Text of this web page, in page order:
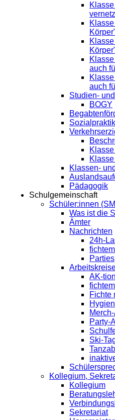
auch
auch
Studien-
BOGY
Klassen-
Pädagogik
Schulgemeinschaft
Schüler:innen
Was ist die
Ämter
Nachrichten
24h-
AK-tion
Fichte
Party-
Ski-
Kollegium,
Kollegium
Sekretariat